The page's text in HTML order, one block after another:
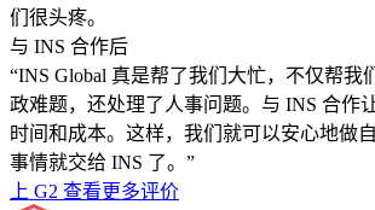
们很头疼。
与 INS 合作后
“INS Global 真是帮了我们大忙，不仅帮我
政难题，还处理了人事问题。与 INS 合作
时间和成本。这样，我们就可以安心地做
事情就交给 INS 了。”
上 G2 查看更多评价